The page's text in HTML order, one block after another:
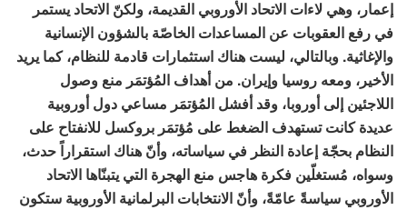
إعمار، وهي لاءات الاتحاد الأوروبي القديمة، ولكنّ الاتحاد يستمر
في رفع العقوبات عن المساعدات الخاصّة بالشؤون الإنسانية
والإغاثية. وبالتالي، ليست هناك استثمارات قادمة للنظام، كما يريد
الأخير، ومعه روسيا وإيران. من أهداف المُؤتمَر منع وصول
اللاجئين إلى أوروبا، وقد أفشل المُؤتمَر مساعي دول أوروبية
عديدة كانت تستهدف الضغط على مُؤتمَر بروكسل للانفتاح على
النظام بحجّة إعادة النظر في سياساته، وأنّ هناك استقراراً حدث،
وسواه، مُستغلّين فكرة هاجس منع الهجرة التي يتبنّاها الاتحاد
الأوروبي سياسةً عامّةً، وأنّ الانتخابات البرلمانية الأوروبية ستكون